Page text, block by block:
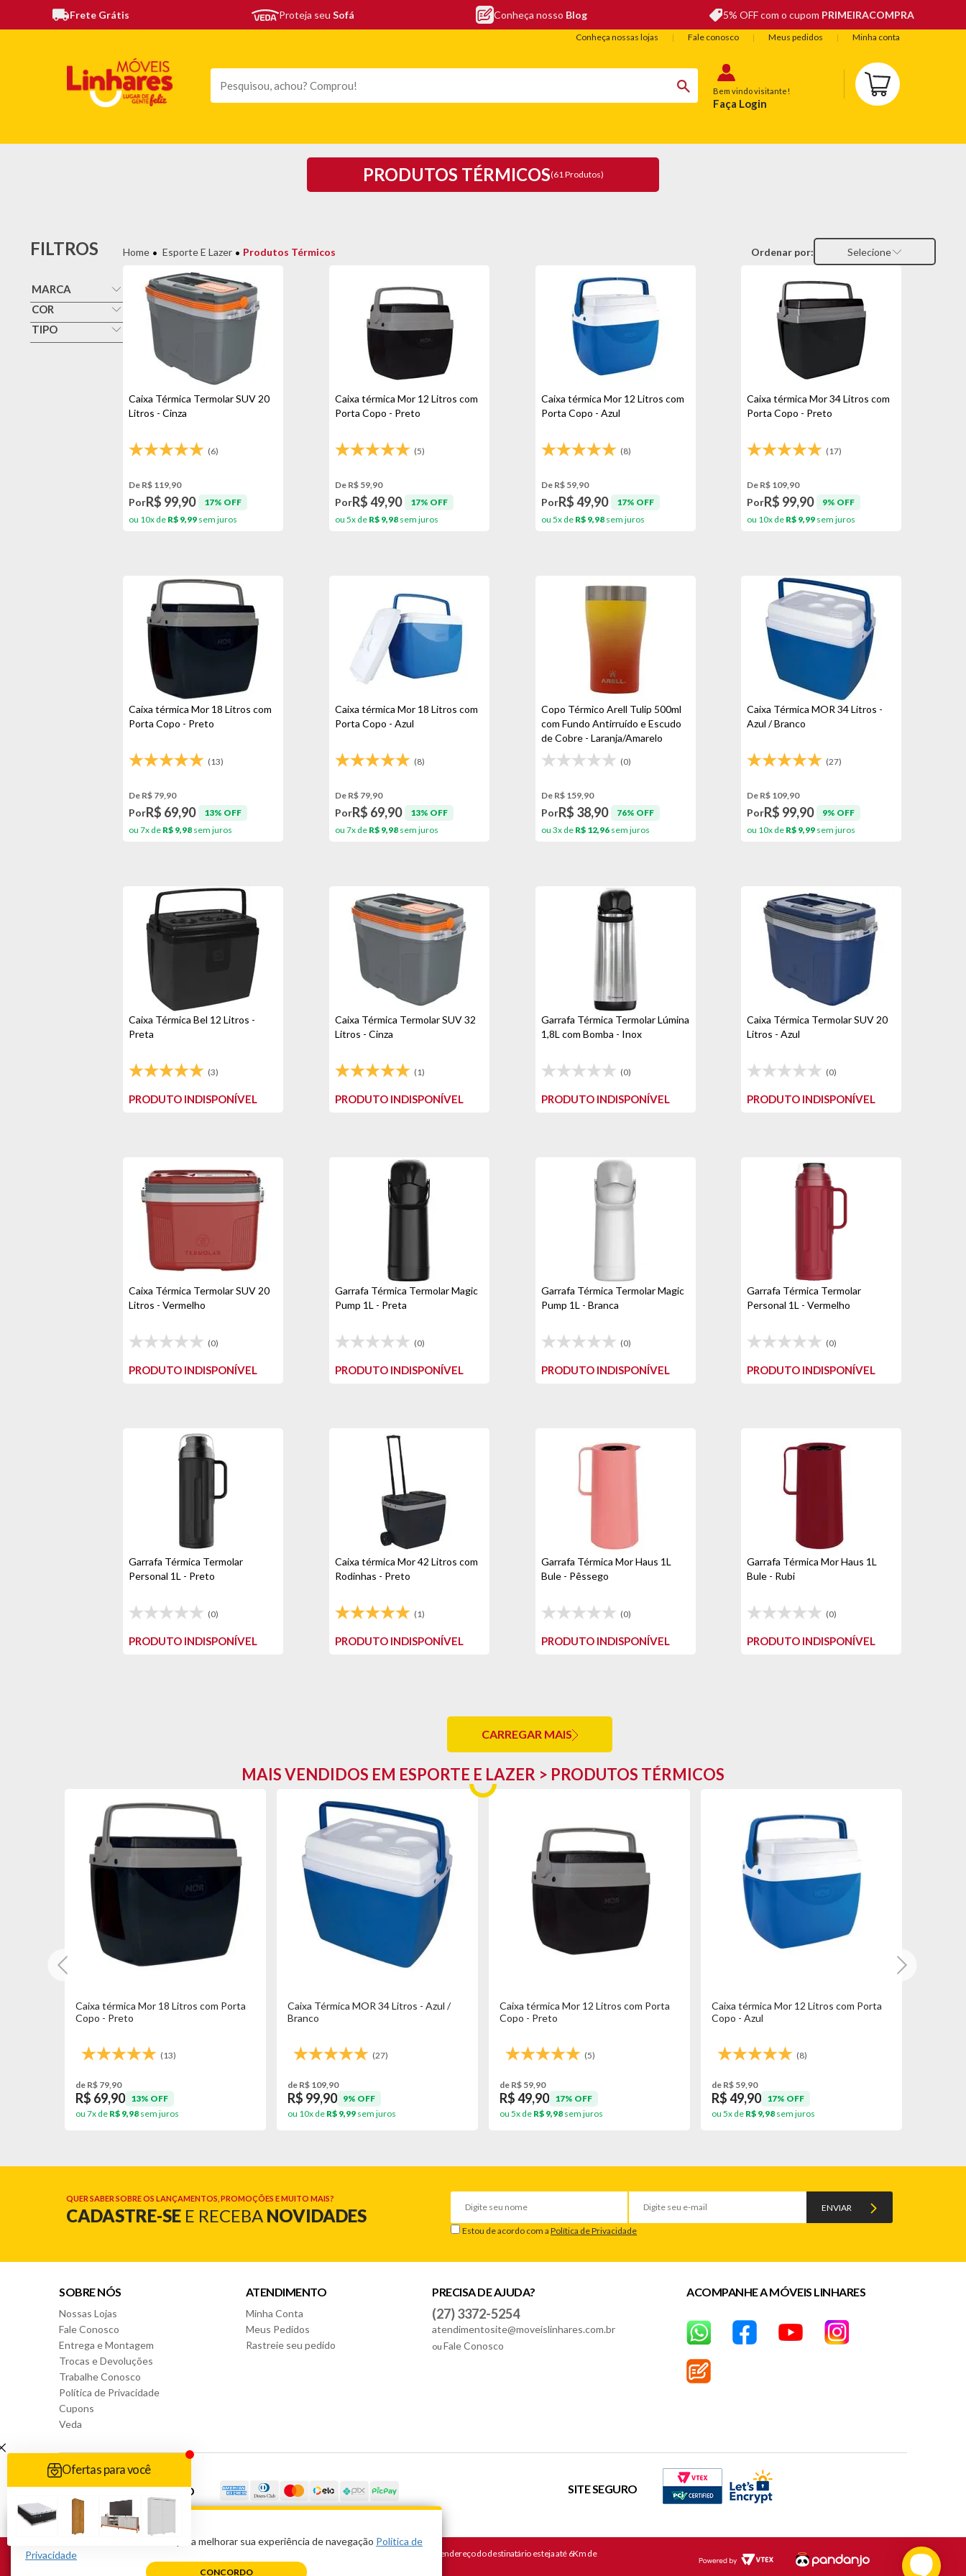
Frete Grátis Proteja seu Sofá Conheça nosso Blog 5% OFF com o cupom PRIMEIRACOMPRA
Conheça nossas lojas Fale conosco Meus pedidos Minha conta
Bem vindo visitante!
Faça Login
PRODUTOS TÉRMICOS(61 Produtos)
FILTROS
MARCA
Arell
Bel Fix
COR
Azul
TIPO
Esporte E Lazer Produtos Térmicos Ordenar por: Selecione
Caixa Térmica Termolar SUV 20
Litros - Cinza
(6)
De R$ 119,90
PorR$ 99,90
17% OFF
ou 10x de R$ 9,99 sem juros
Caixa térmica Mor 12 Litros com
Porta Copo - Preto
(5)
De R$ 59,90
PorR$ 49,90
17% OFF
ou 5x de R$ 9,98sem juros
Caixa térmica Mor 12 Litros com
Porta Copo - Azul
(8)
De R$ 59,90
PorR$ 49,90
17% OFF
ou 5x de R$ 9,98sem juros
Caixa térmica Mor 34 Litros com
Porta Copo - Preto
(17)
De R$ 109,90
PorR$ 99,90
9% OFF
ou 10x de R$ 9,99 sem juros
Caixa térmica Mor 18 Litros com
Porta Copo - Preto
(13)
De R$ 79,90
PorR$ 69,90
13% OFF
ou 7x de R$ 9,98 sem juros
Caixa térmica Mor 18 Litros com
Porta Copo - Azul
(8)
De R$ 79,90
PorR$ 69,90
13% OFF
ou 7x de R$ 9,98sem juros
Copo Térmico Arell Tulip 500ml
com Fundo Antirruído e Escudo
de Cobre - Laranja/Amarelo
(0)
De R$ 159,90
PorR$ 38,90
76% OFF
ou 3x de R$ 12,96sem juros
Caixa Térmica MOR 34 Litros -
Azul / Branco
(27)
De R$ 109,90
PorR$ 99,90
9% OFF
ou 10x de R$ 9,99 sem juros
Caixa Térmica Bel 12 Litros -
Preta
(3)
PRODUTO INDISPONÍVEL
Caixa Térmica Termolar SUV 32
Litros - Cinza
(1)
PRODUTO INDISPONÍVEL
Garrafa Térmica Termolar Lúmina
1,8L com Bomba - Inox
(0)
PRODUTO INDISPONÍVEL
Caixa Térmica Termolar SUV 20
Litros - Azul
(0)
PRODUTO INDISPONÍVEL
Caixa Térmica Termolar SUV 20
Litros - Vermelho
(0)
PRODUTO INDISPONÍVEL
Garrafa Térmica Termolar Magic
Pump 1L - Preta
(0)
PRODUTO INDISPONÍVEL
Garrafa Térmica Termolar Magic
Pump 1L - Branca
(0)
PRODUTO INDISPONÍVEL
Garrafa Térmica Termolar
Personal 1L - Vermelho
(0)
PRODUTO INDISPONÍVEL
Garrafa Térmica Termolar
Personal 1L - Preto
(0)
PRODUTO INDISPONÍVEL
Caixa térmica Mor 42 Litros com
Rodinhas - Preto
(1)
PRODUTO INDISPONÍVEL
Garrafa Térmica Mor Haus 1L
Bule - Pêssego
(0)
PRODUTO INDISPONÍVEL
Garrafa Térmica Mor Haus 1L
Bule - Rubi
(0)
PRODUTO INDISPONÍVEL
CARREGAR MAIS
MAIS VENDIDOS EM ESPORTE E LAZER > PRODUTOS TÉRMICOS
Caixa térmica Mor 18 Litros com Porta
Copo - Preto
(13)
de R$ 79,90
R$ 69,90
13% OFF
ou 7x de R$ 9,98sem juros
Caixa Térmica MOR 34 Litros - Azul /
Branco
(27)
de R$ 109,90
R$ 99,90
9% OFF
ou 10x de R$ 9,99sem juros
Caixa térmica Mor 12 Litros com Porta
Copo - Preto
(5)
de R$ 59,90
R$ 49,90
17% OFF
ou 5x de R$ 9,98sem juros
Caixa térmica Mor 12 Litros com Porta
Copo - Azul
(8)
de R$ 59,90
R$ 49,90
17% OFF
ou 5x de R$ 9,98sem juros
QUER SABER SOBRE OS LANÇAMENTOS, PROMOÇÕES E MUITO MAIS?
CADASTRE-SE E RECEBA NOVIDADES ENVIAR
Estou de acordo com aPolítica de Privacidade
SOBRE NÓS
Nossas Lojas
Fale Conosco
Entrega e Montagem
Trocas e Devoluções
Trabalhe Conosco
Política de Privacidade
Cupons
Veda
ATENDIMENTO
Minha Conta
Meus Pedidos
Rastreie seu pedido
PRECISA DE AJUDA?
(27) 3372-5254
atendimentosite@moveislinhares.com.br
ou Fale Conosco
ACOMPANHE A MÓVEIS LINHARES
FORMAS DE PAGAMENTO SITE SEGURO
Realizamos entrega gratuita somente para produtos vendidos e entregues pela Móveis Linhares, e que o endereço do destinatário esteja até 6Km de
uma de nossas lojas físicas.
Valide se o seu CEP está apto a entrega grátis no carrinho de compras.
PARA A SUA SEGURANÇA
Nós usamos estatísticas de visita para melhorar sua experiência de navegação Política de
Privacidade
CONCORDO